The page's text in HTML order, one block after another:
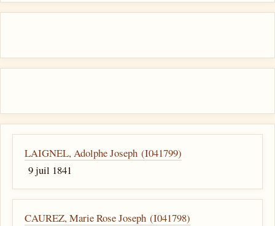
LAIGNEL, Adolphe Joseph (I041799)
9 juil 1841
CAUREZ, Marie Rose Joseph (I041798)